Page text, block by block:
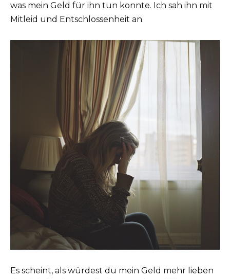
was mein Geld für ihn tun konnte. Ich sah ihn mit
Mitleid und Entschlossenheit an.
Es scheint, als würdest du mein Geld mehr lieben